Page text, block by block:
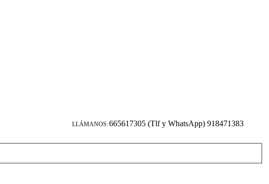
LLÁMANOS:665617305 (Tlf y WhatsApp) 918471383